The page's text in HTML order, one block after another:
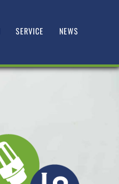
SERVICE NEWS